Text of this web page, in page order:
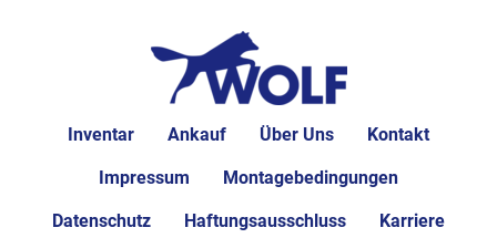
Inventar Ankauf Über Uns Kontakt
Impressum Montagebedingungen
Datenschutz Haftungsausschluss Karriere